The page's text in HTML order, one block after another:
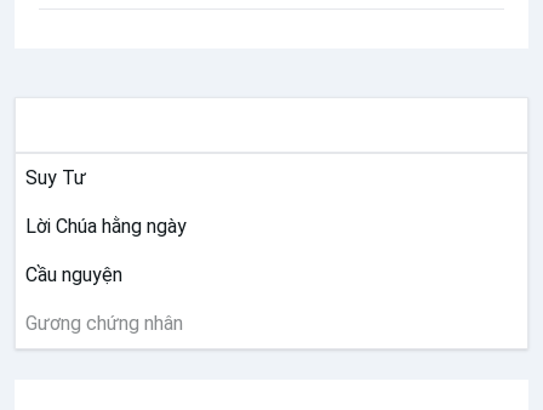
Suy Tư
Lời Chúa hằng ngày
Cầu nguyện
Gương chứng nhân